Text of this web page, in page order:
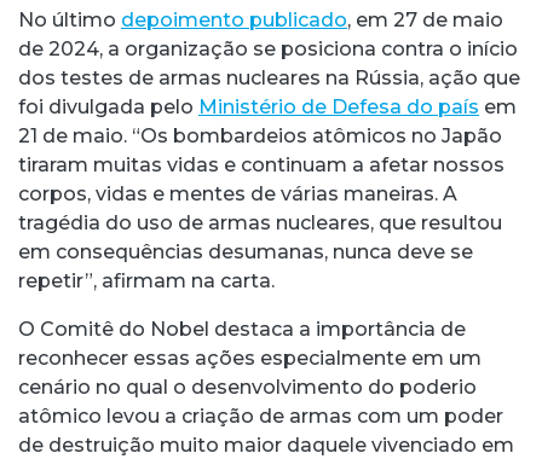
No último depoimento publicado, em 27 de maio
de 2024, a organização se posiciona contra o início
dos testes de armas nucleares na Rússia, ação que
foi divulgada pelo Ministério de Defesa do país em
21 de maio. “Os bombardeios atômicos no Japão
tiraram muitas vidas e continuam a afetar nossos
corpos, vidas e mentes de várias maneiras. A
tragédia do uso de armas nucleares, que resultou
em consequências desumanas, nunca deve se
repetir”, afirmam na carta.
O Comitê do Nobel destaca a importância de
reconhecer essas ações especialmente em um
cenário no qual o desenvolvimento do poderio
atômico levou a criação de armas com um poder
de destruição muito maior daquele vivenciado em